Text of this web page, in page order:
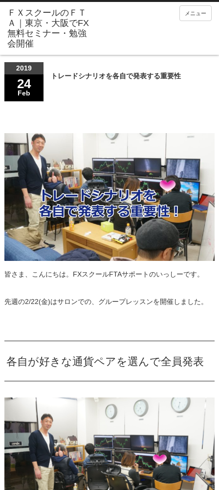
メニュー
2019
24
Feb
トレードシナリオを各自で発表する重要性
皆さま、こんにちは。FXスクールFTAサポートのいっしーです。
先週の2/22(金)はサロンでの、グループレッスンを開催しました。
各自が好きな通貨ペアを選んで全員発表